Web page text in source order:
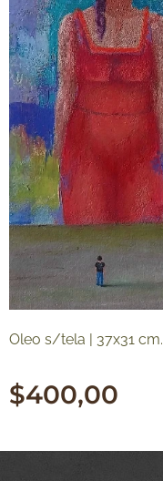
Oleo s/tela | 37x31 cm.
$400,00